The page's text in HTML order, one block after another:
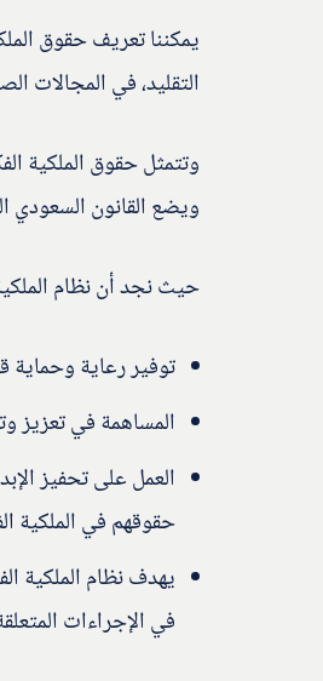
يمكننا تعريف حقوق
التقليد، في المجالات
وتتمثل حقوق الملكية
ويضع القانون السعودي
حيث نجد أن نظام
توفير رعاية وحماية
المساهمة في تعزيز
العمل على تحفيز
حقوقهم في الملكية
يهدف نظام الملكية
في الإجراءات